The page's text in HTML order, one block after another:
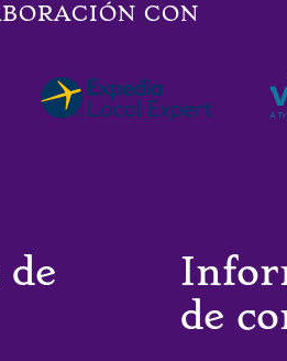
CON
de
de